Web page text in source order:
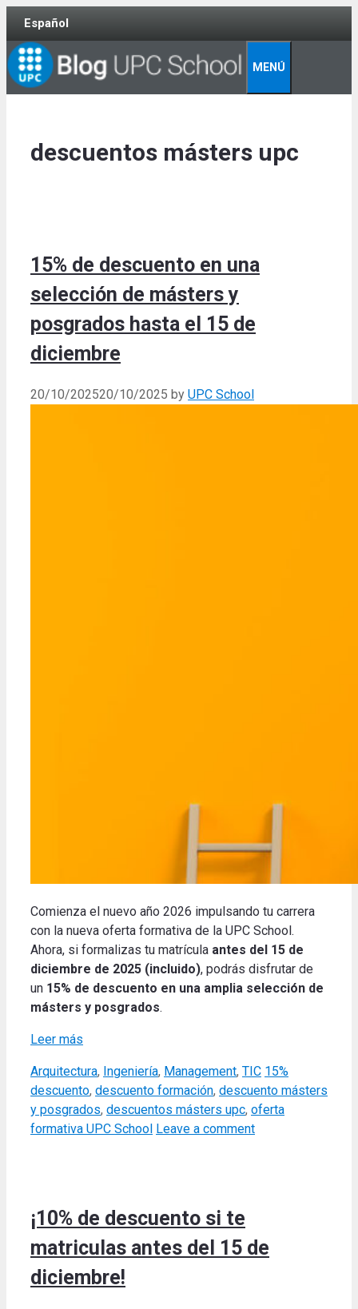
Skip
content
Español
MENÚ
descuentos másters upc
15% de descuento en una
selección de másters y
posgrados hasta el 15 de
diciembre
20/10/202520/10/2025 by UPC School
Comienza el nuevo año 2026 impulsando tu carrera
con la nueva oferta formativa de la UPC School.
Ahora, si formalizas tu matrícula antes del 15 de
diciembre de 2025 (incluido), podrás disfrutar de
un 15% de descuento en una amplia selección de
másters y posgrados.
Leer más
Categories
Arquitectura, Ingeniería, Management, TIC Tags
15%
descuento, descuento formación, descuento másters
y posgrados, descuentos másters upc, oferta
formativa UPC School Leave a comment
¡10% de descuento si te
matriculas antes del 15 de
diciembre!